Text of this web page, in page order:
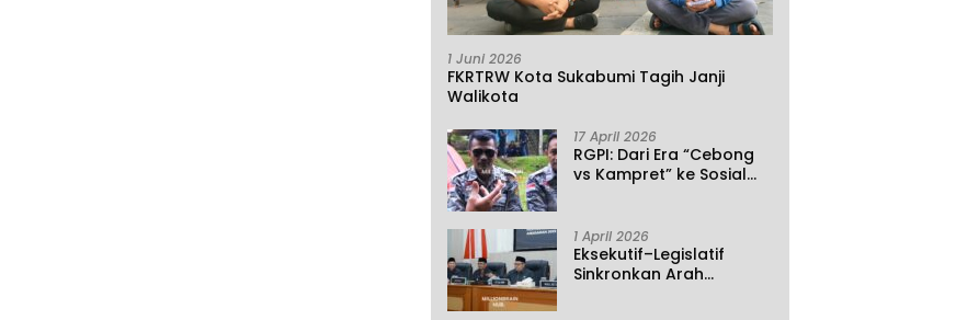
1 Juni 2026
FKRTRW Kota Sukabumi Tagih Janji
Walikota
17 April 2026
RGPI: Dari Era “Cebong
vs Kampret” ke Sosial
1 April 2026
Eksekutif–Legislatif
Sinkronkan Arah